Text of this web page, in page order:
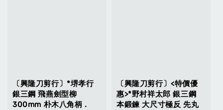
〔興隆刀剪行〕*堺孝行
銀三鋼 飛燕劍型柳
300mm 朴木八角柄 .
〔興隆刀剪行〕<特價優
惠>*野村祥太郎 銀三鋼
本鍛鍊 大尺寸極反 先丸